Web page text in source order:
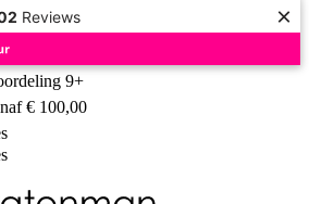
Reviews ×
9+
€ 100,00